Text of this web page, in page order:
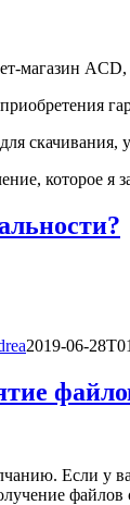
магазин
скачивания,
которое я
2019-06-
Если у
файлов